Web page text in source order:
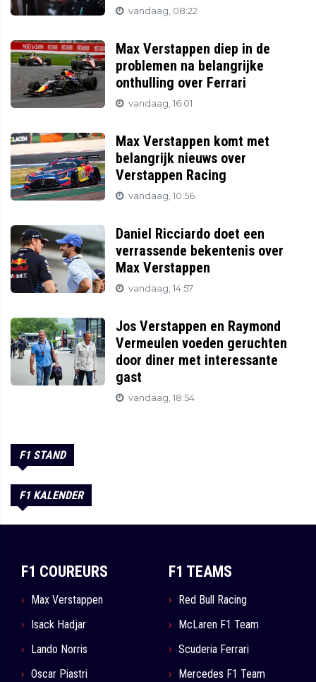
vandaag, 08:22
Max Verstappen diep in de
problemen na belangrijke
onthulling over Ferrari
vandaag, 16:01
Max Verstappen komt met
belangrijk nieuws over
Verstappen Racing
vandaag, 10:56
Daniel Ricciardo doet een
verrassende bekentenis over
Max Verstappen
vandaag, 14:57
Jos Verstappen en Raymond
Vermeulen voeden geruchten
door diner met interessante
gast
vandaag, 18:54
F1 STAND
F1 KALENDER
F1 COUREURS
Max Verstappen
Isack Hadjar
Lando Norris
Oscar Piastri
F1 TEAMS
Red Bull Racing
McLaren F1 Team
Scuderia Ferrari
Mercedes F1 Team